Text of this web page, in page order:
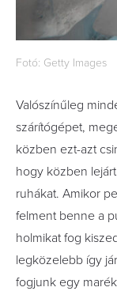
Fotó: Getty Images
Valószínűleg
szárítógépet,
közben ezt-azt
hogy közben
ruhákat. Amikor
felment benne a
holmikat fog
legközelebb így
fogjunk egy